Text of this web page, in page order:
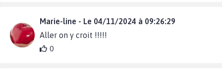
Marie-line - Le 04/11/2024 à 09:26:29
Aller on y croit !!!!!
0